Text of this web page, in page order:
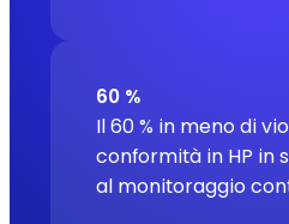
60 %
Il 60 % in meno di
conformità in HP in
al monitoraggio